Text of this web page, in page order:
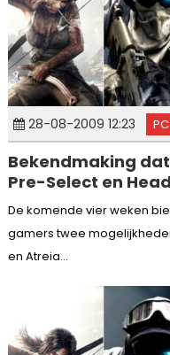
28-08-2009 12:23 PC
Bekendmaking
Pre-Select en
De komende vier weken
gamers twee
en Atreia...